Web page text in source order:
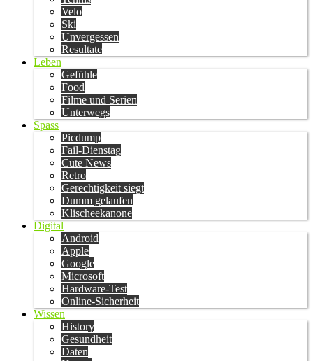
Velo
Ski
Unvergessen
Resultate
Leben
Gefühle
Food
Filme und Serien
Unterwegs
Spass
Picdump
Fail-Dienstag
Cute News
Retro
Gerechtigkeit siegt
Dumm gelaufen
Klischeekanone
Digital
Android
Apple
Google
Microsoft
Hardware-Test
Online-Sicherheit
Wissen
History
Gesundheit
Daten